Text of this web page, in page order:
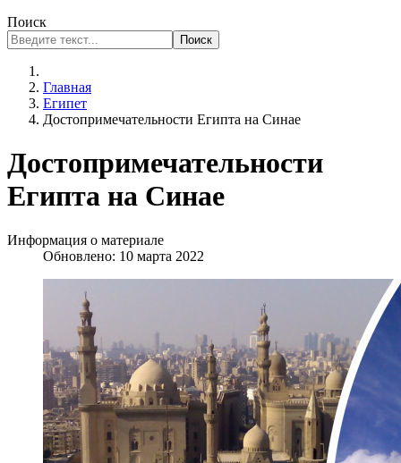
Поиск
Поиск
Главная
Египет
Достопримечательности Египта на Синае
Достопримечательности
Египта на Синае
Информация о материале
Обновлено: 10 марта 2022